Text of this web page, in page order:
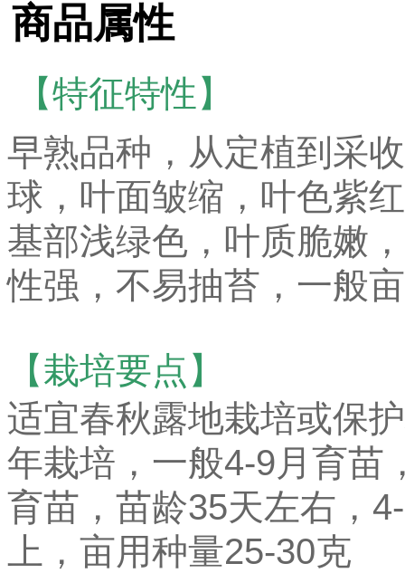
商品属性
【特征特性】
早熟品种，从定植到采
球，叶面皱缩，叶色紫
基部浅绿色，叶质脆嫩
性强，不易抽苔，一般
【栽培要点】
适宜春秋露地栽培或保
年栽培，一般4-9月育苗
育苗，苗龄35天左右，
上，亩用种量25-30克